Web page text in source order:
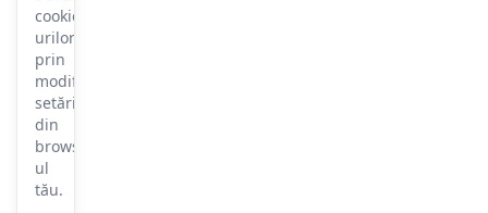
cookie-
urilor
prin
modificarea
setărilor
din
browser-
ul
tău.